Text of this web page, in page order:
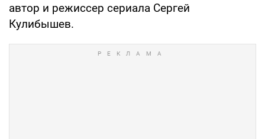
автор и режиссер сериала Сергей
Кулибышев.